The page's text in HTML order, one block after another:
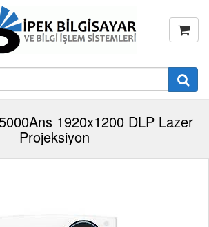
1920x1200 DLP Lazer
Projeksiyon